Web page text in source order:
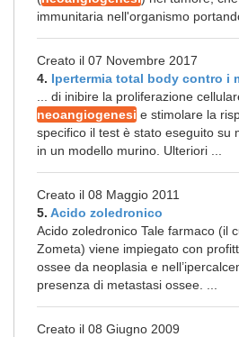
immunitaria nell'organismo
Creato il 07 Novembre 2017
4. Ipertermia total body contro i
... di inibire la proliferazione
neoangiogenesi e stimolare la
specifico il test è stato eseguito su
in un modello murino. Ulteriori ...
Creato il 08 Maggio 2011
5. Acido zoledronico
Acido zoledronico Tale farmaco (il
Zometa) viene impiegato con
ossee da neoplasia e
presenza di metastasi ossee. ...
Creato il 08 Giugno 2009